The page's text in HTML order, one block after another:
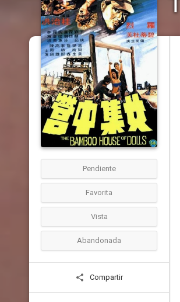
Pendiente
Favorita
Vista
Abandonada
Compartir